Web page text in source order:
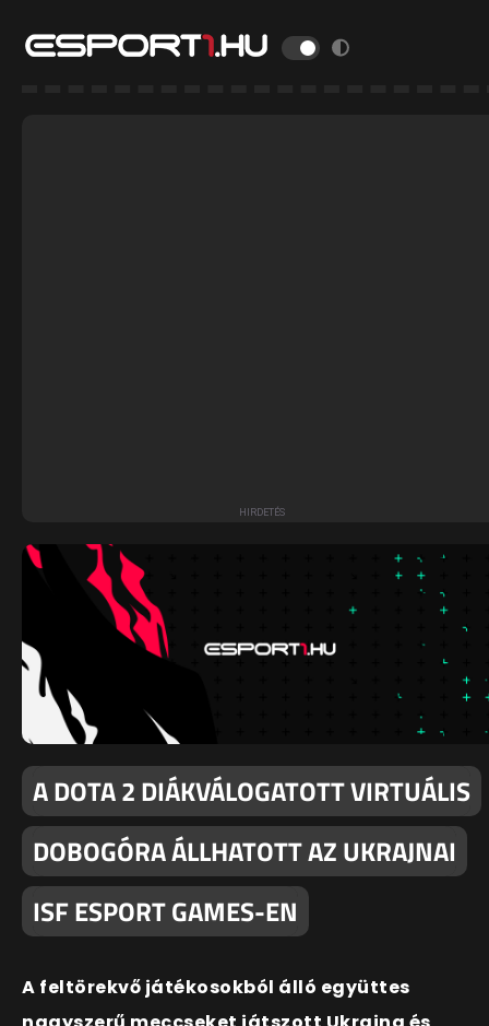
A DOTA 2 DIÁKVÁLOGATOTT VIRTUÁLIS
DOBOGÓRA ÁLLHATOTT AZ UKRAJNAI
ISF ESPORT GAMES-EN
A feltörekvő játékosokból álló együttes